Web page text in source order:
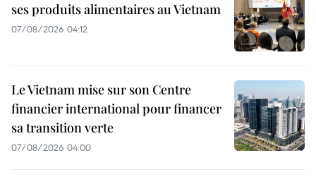
ses produits alimentaires au Vietnam
07/08/2026 04:12
Le Vietnam mise sur son Centre
financier international pour financer
sa transition verte
07/08/2026 04:00